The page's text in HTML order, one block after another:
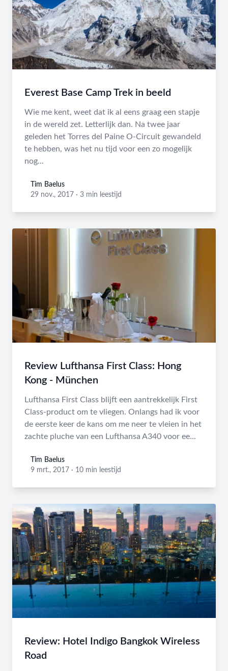
Everest Base Camp Trek in beeld
Wie me kent, weet dat ik al eens graag een stapje
in de wereld zet. Letterlijk dan. Na twee jaar
geleden het Torres del Paine O-Circuit gewandeld
te hebben, was het nu tijd voor een zo mogelijk
nog...
Tim Baelus
Tim Baelus
29 nov., 2017 · 3 min leestijd
Review Lufthansa First Class: Hong
Kong - München
Lufthansa First Class blijft een aantrekkelijk First
Class-product om te vliegen. Onlangs had ik voor
de eerste keer de kans om me neer te vleien in het
zachte pluche van een Lufthansa A340 voor ee...
Tim Baelus
Tim Baelus
9 mrt., 2017 · 10 min leestijd
Review: Hotel Indigo Bangkok Wireless
Road